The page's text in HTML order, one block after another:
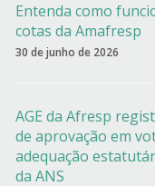
Entenda como
cotas da Amafresp
30 de junho de 2026
AGE da Afresp
de aprovação em
adequação
da ANS